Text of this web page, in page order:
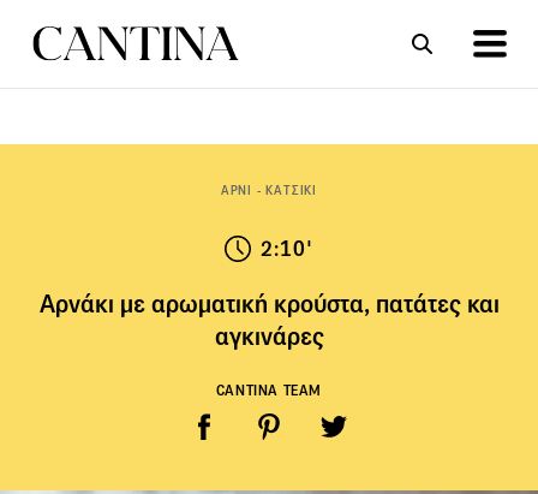
ΑΡΝΙ - ΚΑΤΣΙΚΙ
2:10'
Αρνάκι με αρωματική κρούστα, πατάτες και
αγκινάρες
CANTINA TEAM